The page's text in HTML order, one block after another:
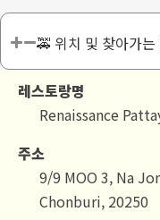
🚕 위치 및 찾아가는
레스토랑명
Renaissance
주소
9/9 MOO 3, Na
Chonburi, 20250